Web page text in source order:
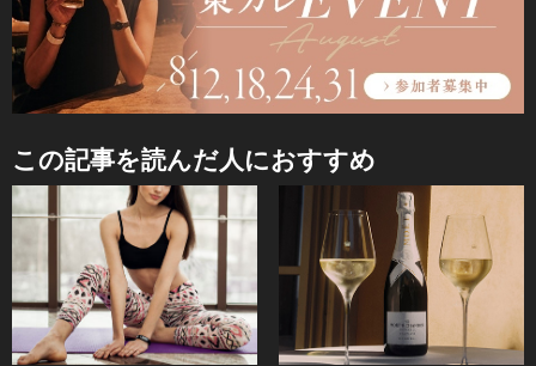
この記事を読んだ人におすすめ